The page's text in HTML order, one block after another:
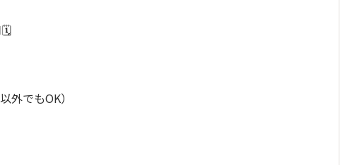
🗓️
外でもOK）